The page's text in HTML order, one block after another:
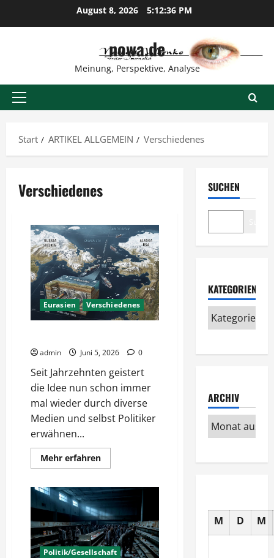
August 8, 2026 5:12:37 PM
nowa.de
Meinung, Perspektive, Analyse
Primäres
Start
ARTIKEL ALLGEMEIN Verschiedenes
Verschiedenes
Eurasien Verschiedenes
admin Juni 5, 2026 0
Seit Jahrzehnten geistert
die Idee nun schon immer
mal wieder durch diverse
Medien und selbst Politiker
erwähnen...
Mehr erfahrenMehr
Informationen
Tunnel
nach
Amerika?
Politik/Gesellschaft
SUCHEN
KATEGORIEN
ARCHIV
M D M